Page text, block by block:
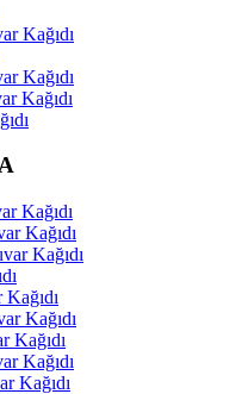
Kağıdı
Kağıdı
Kağıdı
Kağıdı
Kağıdı
Kağıdı
Kağıdı
Kağıdı
Kağıdı
Kağıdı